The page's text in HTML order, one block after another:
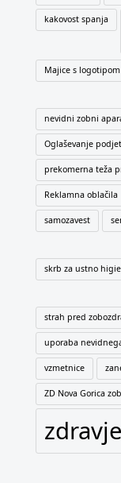
kakovost spanja
Majice s logotipom
nevidni zobni
Oglaševanje
prekomerna teža
Reklamna oblačila
samozavest
skrb za ustno
strah pred
uporaba
vzmetnice
ZD Nova Gorica
zdravje